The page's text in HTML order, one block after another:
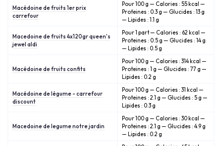
Macédoine de fruits 1er prix
carrefour
Pour 100 g — Calories : 55 kcal —
Proteines : 0.3 g — Glucides : 13 g
— Lipides : 1.1 g
Macedoine de fruits 4x120gr queen's
jewel aldi
Pour 1 part — Calories : 62 kcal —
Proteines : 0.5 g — Glucides : 14 g
— Lipides : 0.5 g
Macédoine de fruits confits
Pour 100 g — Calories : 314 kcal —
Proteines : 1 g — Glucides : 77 g —
Lipides : 0.2 g
Macédoine de légume - carrefour
discount
Pour 100 g — Calories : 31 kcal —
Proteines : 2.1 g — Glucides : 5 g —
Lipides : 0.3 g
Macedoine de legume notre jardin
Pour 100 g — Calories : 30 kcal —
Proteines : 2.1 g — Glucides : 4.9 g
— Lipides : 0.2 g